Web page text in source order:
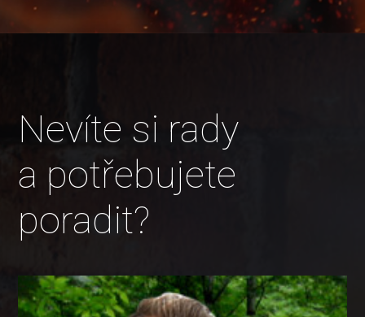
Nevíte si rady
a potřebujete
poradit?